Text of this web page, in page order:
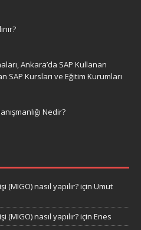
Ankara’da SAP Kullanan
SAP Kursları ve Eğitim Kurumları
Nedir?
(MIGO) nasıl yapılır?için Umut
(MIGO) nasıl yapılır?için Enes